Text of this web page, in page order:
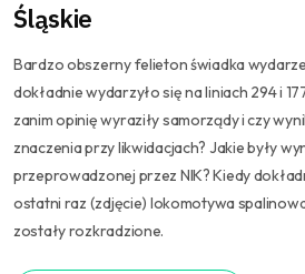
Śląskie
Bardzo obszerny felieton świadka
dokładnie wydarzyło się na liniach 294 i
zanim opinię wyraziły samorządy i czy
znaczenia przy likwidacjach? Jakie były
przeprowadzonej przez NIK? Kiedy
ostatni raz (zdjęcie) lokomotywa
zostały rozkradzione.